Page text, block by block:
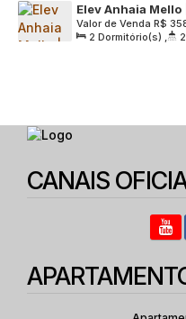
Elev Anhaia
Lançamento | 37
com varanda |
R$
Valor de Venda
Anhaia Mello, 3003,
2 Dormitório(s) , 2
CANAIS